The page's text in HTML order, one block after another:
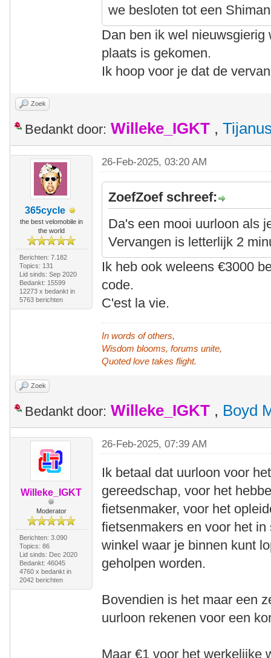
we besloten tot een
Dan ben ik wel
plaats is gekomen.
Ik hoop voor je dat de
Zoek
Bedankt door: Willeke_IGKT ,
365cycle
the best velomobile in
the world
Berichten: 7.182
Topics: 131
Lid sinds: Sep 2020
Bedankt: 15599
12273 x bedankt in
5763 berichten
26-Feb-2025, 03:20 AM
ZoefZoef schreef:
Da's een mooi uurloon als
Vervangen is letterlijk 2
Ik heb ook weleens €3000
code.
C'est la vie.
In words of others,
Wisdom blooms, forums unite,
Quoted love takes flight.
Zoek
Bedankt door: Willeke_IGKT , Boyd
Willeke_IGKT
Moderator
Berichten: 3.090
Topics: 86
Lid sinds: Dec 2020
Bedankt: 46045
4760 x bedankt in
2042 berichten
26-Feb-2025, 07:39 AM
Ik betaal dat uurloon voor
gereedschap, voor het
fietsenmaker, voor het
fietsenmakers en voor het
winkel waar je binnen kunt
geholpen worden.
Bovendien is het maar een
uurloon rekenen voor een
Maar €1 voor het werkelijke